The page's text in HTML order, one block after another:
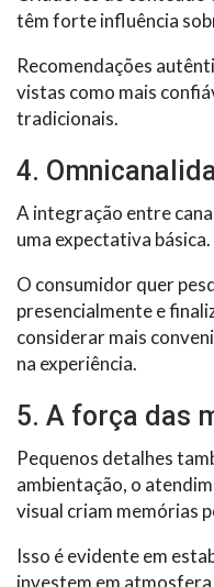
têm forte influência
Recomendações
vistas como mais
tradicionais.
4.
A integração entre
uma expectativa básica.
O consumidor quer
presencialmente e
considerar mais
na experiência.
5. A força das
Pequenos detalhes
ambientação, o
visual criam memórias
Isso é evidente em
investem em